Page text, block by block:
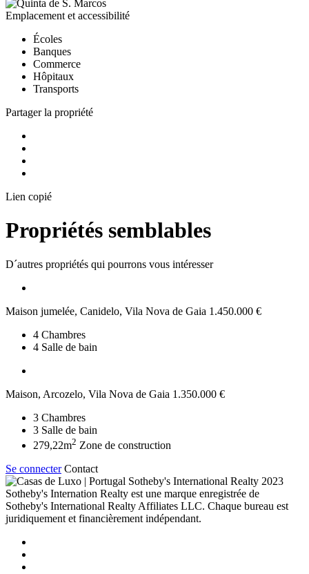
Emplacement et accessibilité
Écoles
Banques
Commerce
Hôpitaux
Transports
Partager la propriété
Lien copié
Propriétés semblables
D´autres propriétés qui pourrons vous intéresser
Maison jumelée, Canidelo, Vila Nova de Gaia 1.450.000 €
4 Chambres
4 Salle de bain
Maison, Arcozelo, Vila Nova de Gaia 1.350.000 €
3 Chambres
3 Salle de bain
279,22m2 Zone de construction
Se connecter Contact
2023
Sotheby's Internation Realty est une marque enregistrée de
Sotheby's International Realty Affiliates LLC. Chaque bureau est
juridiquement et financièrement indépendant.